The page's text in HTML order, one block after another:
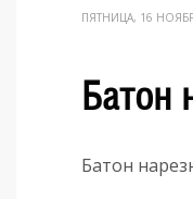
ПЯТНИЦА, 16
Батон
Батон